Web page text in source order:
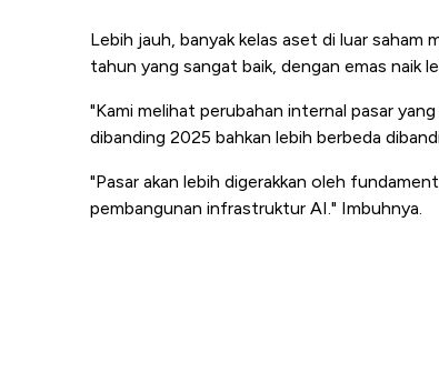
Lebih jauh, banyak kelas aset di luar
tahun yang sangat baik, dengan emas naik
"Kami melihat perubahan internal pasar
dibanding 2025 bahkan lebih berbeda
"Pasar akan lebih digerakkan oleh
pembangunan infrastruktur AI." Imbuhnya.